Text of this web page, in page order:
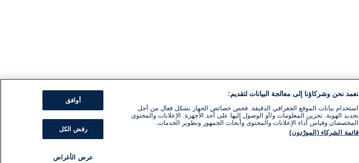
نعمد نحن وشركاؤنا إلى معالجة البيانات لتقديم:
استخدام بيانات الموقع الجغرافي الدقيقة. فحص خصائص الجهاز بشكل فعال من أجل
تحديد الهوية. تخزين المعلومات و/أو الوصول إليها على أحد الأجهزة. الإعلانات والمحتوى
المخصصان وقياس أداء الإعلانات والمحتوى وأبحاث الجمهور وتطوير الخدمات.
قائمة الشركاء (المورّدون)
أوافق
رفض الكل
عرض الأغراض